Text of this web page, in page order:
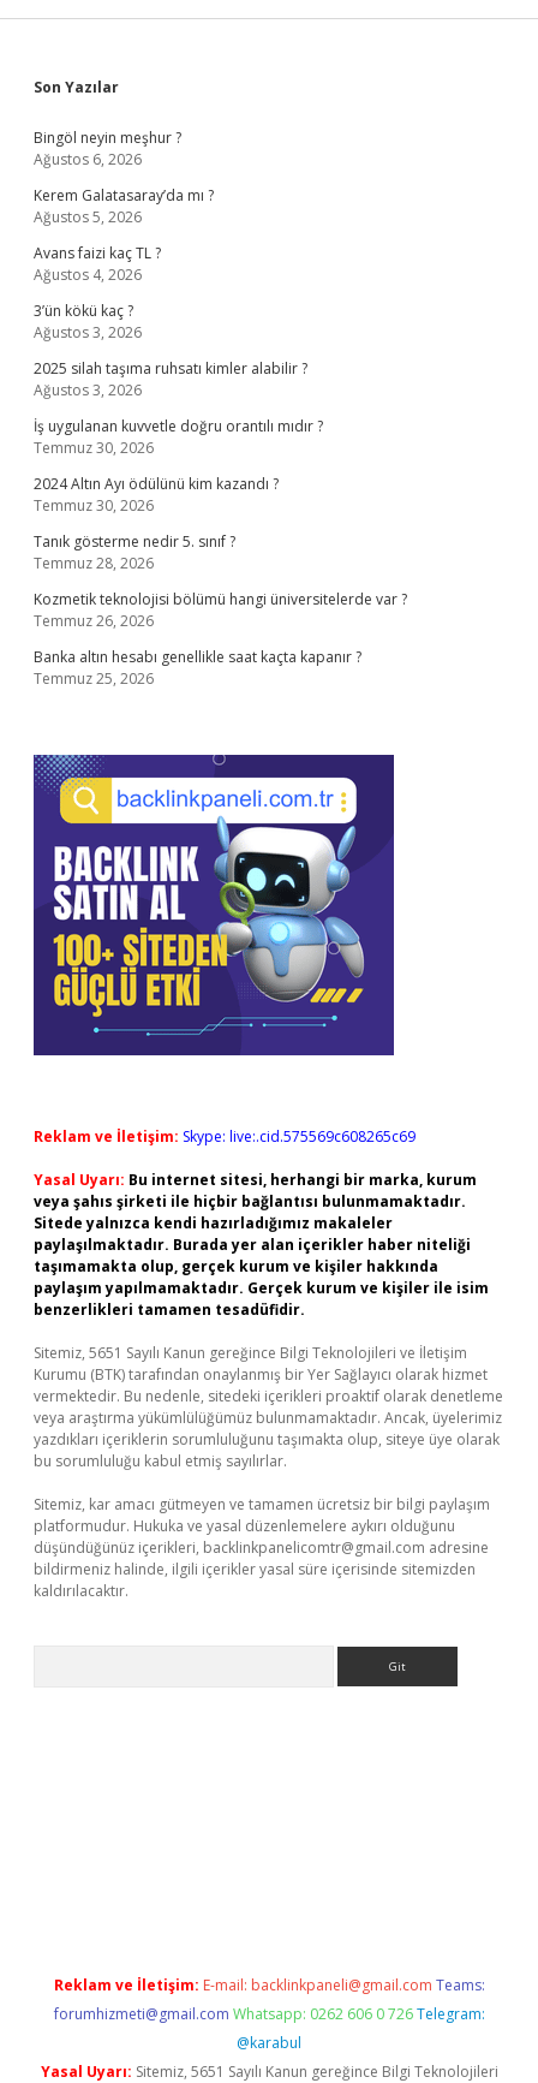
Sidebar
Son Yazılar
Bingöl neyin meşhur ?
Ağustos 6, 2026
Kerem Galatasaray’da mı ?
Ağustos 5, 2026
Avans faizi kaç TL ?
Ağustos 4, 2026
3’ün kökü kaç ?
Ağustos 3, 2026
2025 silah taşıma ruhsatı kimler alabilir ?
Ağustos 3, 2026
İş uygulanan kuvvetle doğru orantılı mıdır ?
Temmuz 30, 2026
2024 Altın Ayı ödülünü kim kazandı ?
Temmuz 30, 2026
Tanık gösterme nedir 5. sınıf ?
Temmuz 28, 2026
Kozmetik teknolojisi bölümü hangi üniversitelerde var ?
Temmuz 26, 2026
Banka altın hesabı genellikle saat kaçta kapanır ?
Temmuz 25, 2026
Reklam ve İletişim: Skype: live:.cid.575569c608265c69
Yasal Uyarı: Bu internet sitesi, herhangi bir marka, kurum
veya şahıs şirketi ile hiçbir bağlantısı bulunmamaktadır.
Sitede yalnızca kendi hazırladığımız makaleler
paylaşılmaktadır. Burada yer alan içerikler haber niteliği
taşımamakta olup, gerçek kurum ve kişiler hakkında
paylaşım yapılmamaktadır. Gerçek kurum ve kişiler ile isim
benzerlikleri tamamen tesadüfidir.
Sitemiz, 5651 Sayılı Kanun gereğince Bilgi Teknolojileri ve İletişim
Kurumu (BTK) tarafından onaylanmış bir Yer Sağlayıcı olarak hizmet
vermektedir. Bu nedenle, sitedeki içerikleri proaktif olarak denetleme
veya araştırma yükümlülüğümüz bulunmamaktadır. Ancak, üyelerimiz
yazdıkları içeriklerin sorumluluğunu taşımakta olup, siteye üye olarak
bu sorumluluğu kabul etmiş sayılırlar.
Sitemiz, kar amacı gütmeyen ve tamamen ücretsiz bir bilgi paylaşım
platformudur. Hukuka ve yasal düzenlemelere aykırı olduğunu
düşündüğünüz içerikleri, backlinkpanelicomtr@gmail.com adresine
bildirmeniz halinde, ilgili içerikler yasal süre içerisinde sitemizden
kaldırılacaktır.
Reklam ve İletişim: E-mail: backlinkpaneli@gmail.com Teams:
forumhizmeti@gmail.com Whatsapp: 0262 606 0 726 Telegram:
@karabul
Yasal Uyarı: Sitemiz, 5651 Sayılı Kanun gereğince Bilgi Teknolojileri